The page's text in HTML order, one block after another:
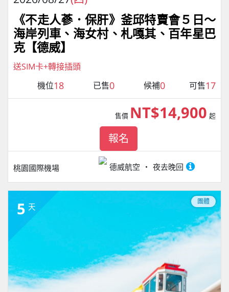
《不走人蔘．保肝》釜邱特賣會５日～
海岸列車、海女村、札嘎其、百年星巴
克【德威】
送SIM卡+轉接插頭
機位18 已售0 候補0 可售17
桃園國際機場 德威航空 夜去晚回
售價 NT$14,900 起
報名
5 天
團體